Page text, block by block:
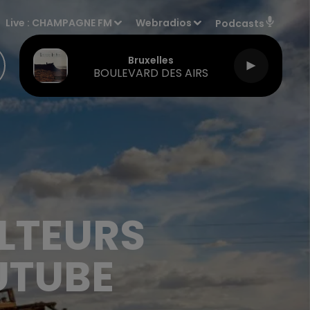
Live : CHAMPAGNE FM Webradios Podcasts
Bruxelles
BOULEVARD DES AIRS